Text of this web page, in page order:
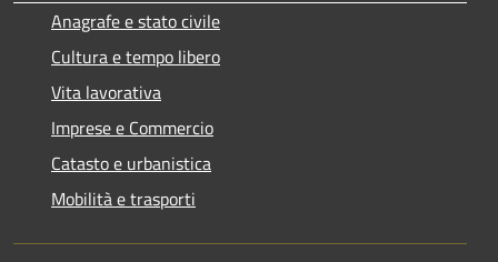
Anagrafe e stato civile
Cultura e tempo libero
Vita lavorativa
Imprese e Commercio
Catasto e urbanistica
Mobilità e trasporti